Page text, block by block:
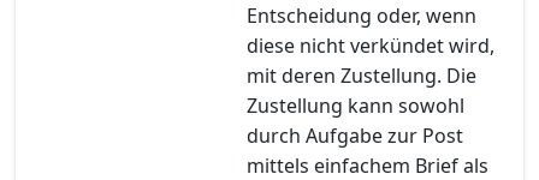
Entscheidung oder, wenn
diese nicht verkündet wird,
mit deren Zustellung. Die
Zustellung kann sowohl
durch Aufgabe zur Post
mittels einfachem Brief als